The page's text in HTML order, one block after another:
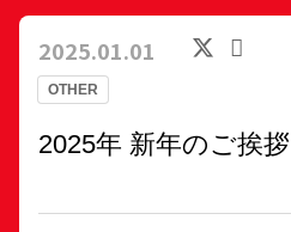
OTHER
2025.01.01
2025年 新年のご挨拶